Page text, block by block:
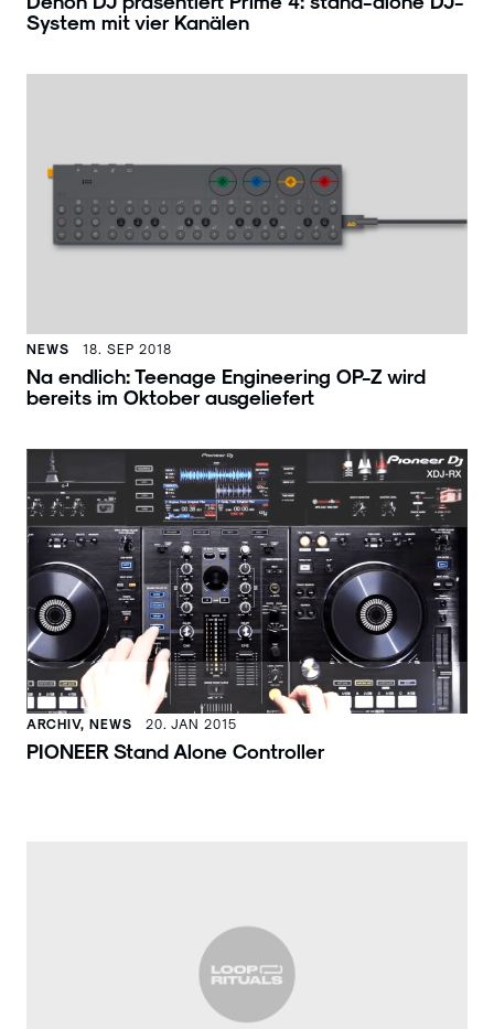
System mit vier Kanälen
NEWS 18. SEP 2018
Na endlich: Teenage Engineering OP-Z wird
bereits im Oktober ausgeliefert
ARCHIV, NEWS 20. JAN 2015
PIONEER Stand Alone Controller